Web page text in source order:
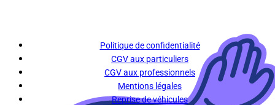
Politique de confidentialité
CGV aux particuliers
CGV aux professionnels
Mentions légales
Reprise de véhicules